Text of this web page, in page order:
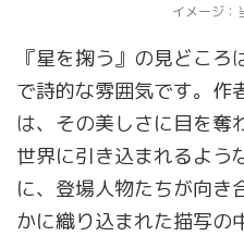
イメージ：
『星を掬う』の見どこ
で詩的な雰囲気です。作
は、その美しさに目を奪
世界に引き込まれるよう
に、登場人物たちが向き
かに織り込まれた描写の